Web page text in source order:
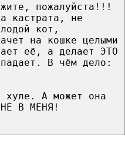
пожалуйста!!!
кастрата, не
кот,
на кошке целыми
её, а делает ЭТО
В чём дело:
хуле. А может она
В МЕНЯ!